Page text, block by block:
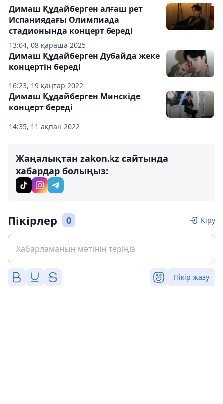
13:04, 08 қараша 2025
Димаш Құдайберген алғаш рет
Испаниядағы Олимпиада
стадионында концерт береді
16:23, 19 қаңтар 2022
Димаш Құдайберген Дубайда жеке
концертін береді
14:35, 11 ақпан 2022
Димаш Құдайберген Минскіде
концерт береді
Жаңалықтан zakon.kz сайтында
хабардар болыңыз:
Пікірлер 0 Кіру
Пікір жазу